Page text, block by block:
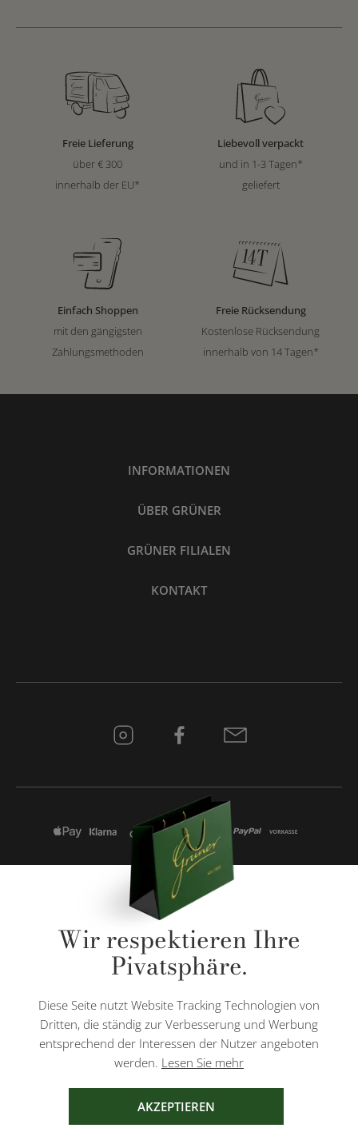
Freie Lieferung
über € 300
innerhalb der EU*
Liebevoll verpackt
und in 1-3 Tagen*
geliefert
Einfach Shoppen
mit den gängigsten
Zahlungsmethoden
Freie Rücksendung
Kostenlose Rücksendung
innerhalb von 14 Tagen*
INFORMATIONEN
ÜBER GRÜNER
GRÜNER FILIALEN
KONTAKT
* Alle Preise inkl. gesetzl. Mehrwertsteuer zzgl.
Nachnahmegebühren, wenn nicht anders angegeben.
Diese Website ist durch reCAPTCHA geschützt und es gelten die
Wir respektieren Ihre
Pivatsphäre.
Diese Seite nutzt Website Tracking Technologien von
Dritten, die ständig zur Verbesserung und Werbung
entsprechend der Interessen der Nutzer angeboten
werden. Lesen Sie mehr
AKZEPTIEREN